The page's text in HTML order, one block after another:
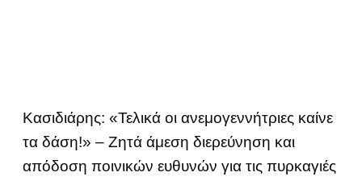
Κασιδιάρης: «Τελικά οι ανεμογεννήτριες καίνε
τα δάση!» – Ζητά άμεση διερεύνηση και
απόδοση ποινικών ευθυνών για τις πυρκαγιές